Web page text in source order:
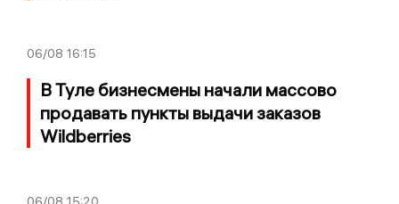
06/08 16:15
В Туле бизнесмены начали массово
продавать пункты выдачи заказов
Wildberries